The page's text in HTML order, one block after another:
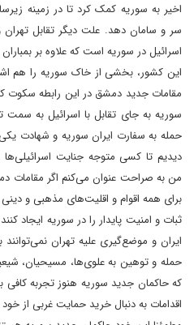
اخیر به سوریه کمک کرد تا در زمینه
سر و سامان دهد. علت دیگر تقابل
اسرائیل در سوریه است که علاوه بر
این کشور، بخشی از خاک سوریه را هم
مقامات جدید دمشق در این رابطه سکوت
سوریه به جای تقابل با اسرائیل به سمت
حمله به سفارت ایران سوریه و شهادت یکی
دیدیم تا کسی متوجه جنایت
من به صراحت عنوان می‌کنم اگر مقامات
برای همه اقوام و اقلیت‌های مذهبی و
ثبات و امنیت پایدار را در سوریه ایجاد
ایران و موضع‌گیری علیه تهران
حمله و توهین به علوی‌ها، مسیحیان،
که حاکمان جدید سوریه هنوز تجربه کافی
اقدامات به دنبال خرید حمایت غربی از خود